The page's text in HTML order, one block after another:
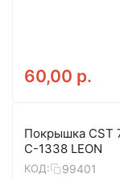
60,00 р.
Покрышка CST
C-1338 LEON
КОД: 99401